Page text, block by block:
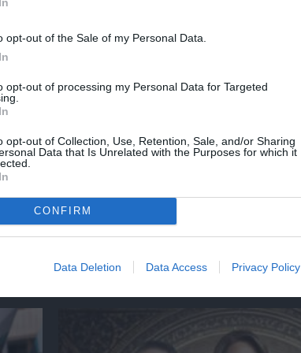
opt-out of the Sale of my Personal Data.
opt-out of processing my Personal Data for Targeted
opt-out of Collection, Use, Retention, Sale, and/or Sharing
Data that Is Unrelated with the Purposes for which it
CONFIRM
Data Deletion Data Access Privacy Policy
και τον Πολιτισμό!
το Culturenow.gr
Άρθρα